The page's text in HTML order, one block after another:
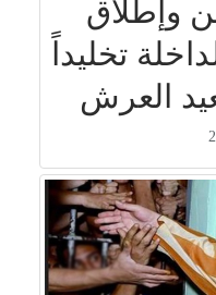
وإطلاق
تخليداً